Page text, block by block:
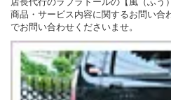
商品・サービス内容に関するお問い合
でお問い合わせくださいませ。